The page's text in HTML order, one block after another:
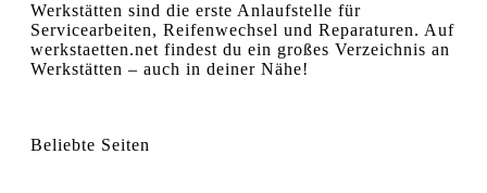
Werkstätten sind die erste Anlaufstelle für
Servicearbeiten, Reifenwechsel und Reparaturen. Auf
werkstaetten.net findest du ein großes Verzeichnis an
Werkstätten – auch in deiner Nähe!
Beliebte Seiten